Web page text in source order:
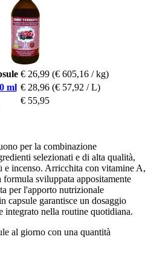
€ 26,99 (€ 605,16 / kg)
ml € 28,96 (€ 57,92 / L)
€ 55,95
per la combinazione
selezionati e di alta qualità,
e incenso. Arricchita con vitamine A,
sviluppata appositamente
per l'apporto nutrizionale
capsule garantisce un dosaggio
integrato nella routine quotidiana.
al giorno con una quantità